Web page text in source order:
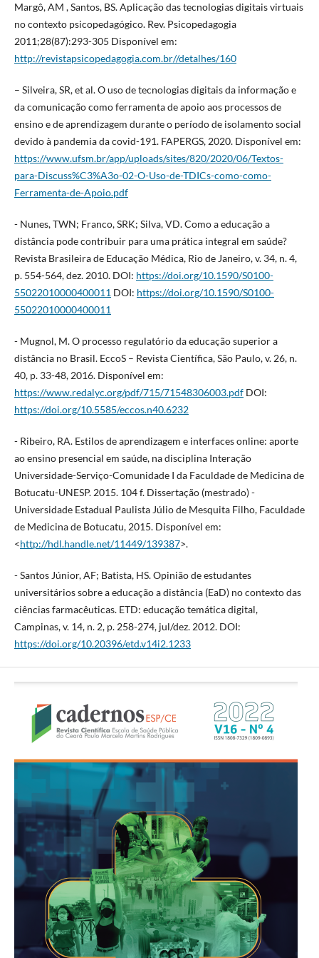
Margô, AM , Santos, BS. Aplicação das tecnologias digitais virtuais
no contexto psicopedagógico. Rev. Psicopedagogia
2011;28(87):293-305 Disponível em:
http://revistapsicopedagogia.com.br//detalhes/160
– Silveira, SR, et al. O uso de tecnologias digitais da informação e
da comunicação como ferramenta de apoio aos processos de
ensino e de aprendizagem durante o período de isolamento social
devido à pandemia da covid-191. FAPERGS, 2020. Disponível em:
https://www.ufsm.br/app/uploads/sites/820/2020/06/Textos-
para-Discuss%C3%A3o-02-O-Uso-de-TDICs-como-como-
Ferramenta-de-Apoio.pdf
- Nunes, TWN; Franco, SRK; Silva, VD. Como a educação a
distância pode contribuir para uma prática integral em saúde?
Revista Brasileira de Educação Médica, Rio de Janeiro, v. 34, n. 4,
p. 554-564, dez. 2010. DOI: https://doi.org/10.1590/S0100-
55022010000400011 DOI: https://doi.org/10.1590/S0100-
55022010000400011
- Mugnol, M. O processo regulatório da educação superior a
distância no Brasil. EccoS – Revista Científica, São Paulo, v. 26, n.
40, p. 33-48, 2016. Disponível em:
https://www.redalyc.org/pdf/715/71548306003.pdfDOI:
https://doi.org/10.5585/eccos.n40.6232
- Ribeiro, RA. Estilos de aprendizagem e interfaces online: aporte
ao ensino presencial em saúde, na disciplina Interação
Universidade-Serviço-Comunidade I da Faculdade de Medicina de
Botucatu-UNESP. 2015. 104 f. Dissertação (mestrado) -
Universidade Estadual Paulista Júlio de Mesquita Filho, Faculdade
de Medicina de Botucatu, 2015. Disponível em:
<http://hdl.handle.net/11449/139387>.
- Santos Júnior, AF; Batista, HS. Opinião de estudantes
universitários sobre a educação a distância (EaD) no contexto das
ciências farmacêuticas. ETD: educação temática digital,
Campinas, v. 14, n. 2, p. 258-274, jul/dez. 2012. DOI:
https://doi.org/10.20396/etd.v14i2.1233